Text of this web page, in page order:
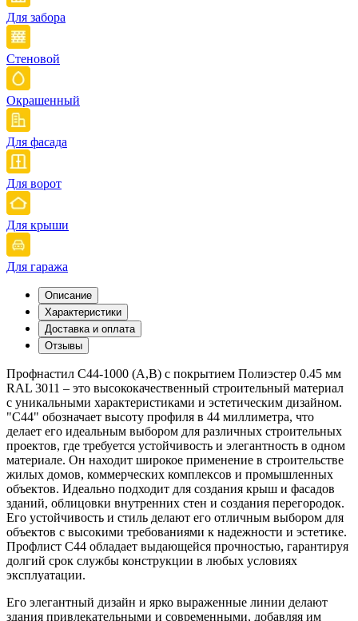
Для забора
Стеновой
Окрашенный
Для фасада
Для ворот
Для крыши
Для гаража
Описание
Характеристики
Доставка и оплата
Отзывы
Профнастил С44-1000 (A,B) с покрытием Полиэстер 0.45 мм
RAL 3011 – это высококачественный строительный материал
с уникальными характеристиками и эстетическим дизайном.
"С44" обозначает высоту профиля в 44 миллиметра, что
делает его идеальным выбором для различных строительных
проектов, где требуется устойчивость и элегантность в одном
материале. Он находит широкое применение в строительстве
жилых домов, коммерческих комплексов и промышленных
объектов. Идеально подходит для создания крыш и фасадов
зданий, облицовки внутренних стен и создания перегородок.
Его устойчивость и стиль делают его отличным выбором для
объектов с высокими требованиями к надежности и эстетике.
Профлист С44 обладает выдающейся прочностью, гарантируя
долгий срок службы конструкции в любых условиях
эксплуатации.
Его элегантный дизайн и ярко выраженные линии делают
здания привлекательными и современными, добавляя им